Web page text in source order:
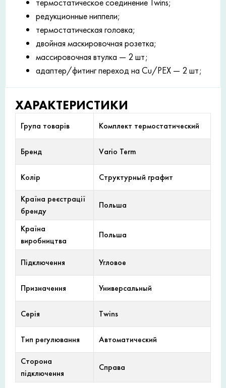
редукционные ниппели;
термостатическая головка;
двойная маскировочная розетка;
массировочная втулка — 2 шт;
адаптер/фитинг переход на Cu/PEX — 2 шт;
ХАРАКТЕРИСТИКИ
Група товарів Комплект термостатический
Бренд Vario Term
Колір Структурный графит
Країна реєстрації
бренду
Польша
Країна
виробництва
Польша
Підключення Угловое
Призначення Универсальный
Серія Twins
Тип регулювання Автоматический
Сторона
підключення
Справа